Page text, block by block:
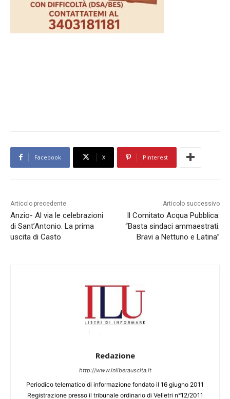
Facebook X Pinterest
Articolo precedente
Anzio- Al via le celebrazioni
di Sant’Antonio. La prima
uscita di Casto
Articolo successivo
Il Comitato Acqua Pubblica:
“Basta sindaci ammaestrati.
Bravi a Nettuno e Latina”
Redazione
http://www.inliberauscita.it
Periodico telematico di informazione fondato il 16 giugno 2011
Registrazione presso il tribunale ordinario di Velletri n°12/2011